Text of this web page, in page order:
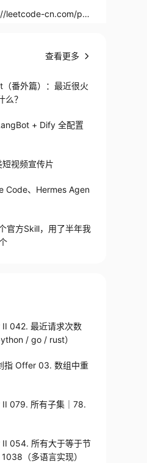
leetcode-cn.com/pro
查看更多
番外篇）：最近很火
么？
+ Dify 全配置
视频宣传片
Code、Hermes Agen
官方Skill，用了半年我
II 042. 最近请求次数
/ go / rust）
Offer 03. 数组中重
II 079. 所有子集｜78.
II 054. 所有大于等于节
（多语言实现）